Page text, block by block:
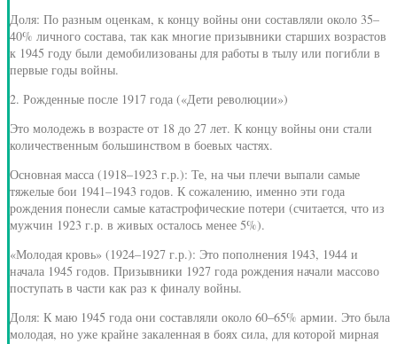
Доля: По разным оценкам, к концу войны они составляли около 35–
40% личного состава, так как многие призывники старших возрастов
к 1945 году были демобилизованы для работы в тылу или погибли в
первые годы войны.
2. Рожденные после 1917 года («Дети революции»)
Это молодежь в возрасте от 18 до 27 лет. К концу войны они стали
количественным большинством в боевых частях.
Основная масса (1918–1923 г.р.): Те, на чьи плечи выпали самые
тяжелые бои 1941–1943 годов. К сожалению, именно эти года
рождения понесли самые катастрофические потери (считается, что из
мужчин 1923 г.р. в живых осталось менее 5%).
«Молодая кровь» (1924–1927 г.р.): Это пополнения 1943, 1944 и
начала 1945 годов. Призывники 1927 года рождения начали массово
поступать в части как раз к финалу войны.
Доля: К маю 1945 года они составляли около 60–65% армии. Это была
молодая, но уже крайне закаленная в боях сила, для которой мирная